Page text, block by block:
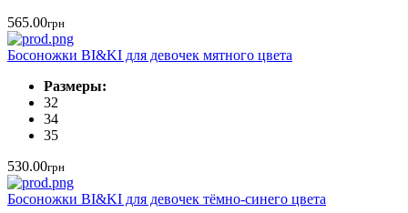
565.00грн
Босоножки BI&KI для девочек мятного цвета
Размеры:
32
34
35
530.00грн
Босоножки BI&KI для девочек тёмно-синего цвета